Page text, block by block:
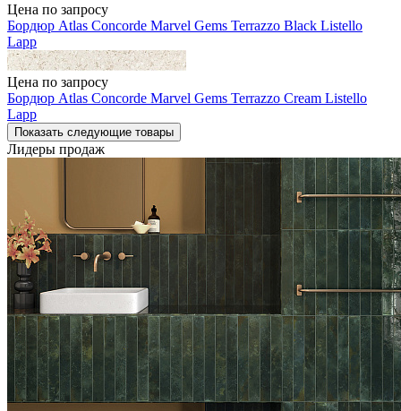
Цена по запросу
Бордюр Atlas Concorde Marvel Gems Terrazzo Black Listello
Lapp
Цена по запросу
Бордюр Atlas Concorde Marvel Gems Terrazzo Cream Listello
Lapp
Показать следующие товары
Лидеры продаж